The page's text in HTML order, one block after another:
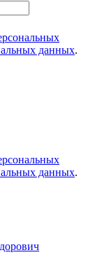
данных.
данных.